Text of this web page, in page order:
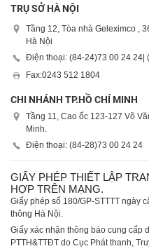
TRỤ SỞ HÀ NỘI
Tầng 12, Tòa nhà Geleximco ,
Hà Nội
Điện thoại: (84-24)73 00 24 24
Fax:0243 512 1804
CHI NHÁNH TP.HỒ CHÍ MINH
Tầng 11, Cao ốc 123-127 Võ
Minh.
Điện thoại: (84-28)73 00 24 24
GIẤY PHÉP THIẾT LẬP
HỢP TRÊN MẠNG.
Giấy phép số 180/GP-STTTT ngày
thông Hà Nội.
Giấy xác nhận thông báo cung cấp
PTTH&TTĐT do Cục Phát thanh,